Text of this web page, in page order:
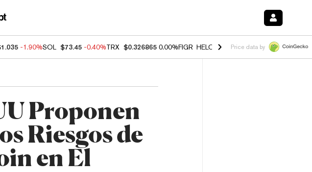
-1.90%SOL $73.45 -0.40%TRX $0.326865 0.00%FIGR_HELOC $1.035 1.50% HYPE $56.65
Price data by
Proponen
Riesgos de
en El